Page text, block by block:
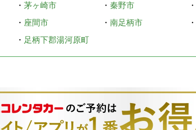
・ 茅ヶ崎市 ・ 秦野市 ・
・ 座間市 ・ 南足柄市 ・
・ 足柄下郡湯河原町